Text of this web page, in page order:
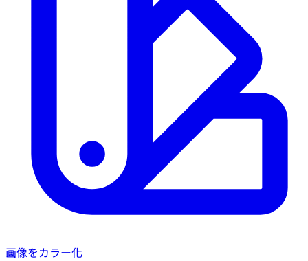
画像をカラー化